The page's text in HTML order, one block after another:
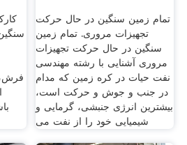
تمام زمین سنگین در حال حرکت
تجهیزات مروری. تمام زمین
سنگین در حال حرکت تجهیزات
مروری آشنایی با رشته مهندسی
نفت حیات در کره زمین که مدام
در جنب و جوش و حرکت است،‌
بیشترین انرژی جنبشی، گرمایی و
شیمیایی خود را از نفت می